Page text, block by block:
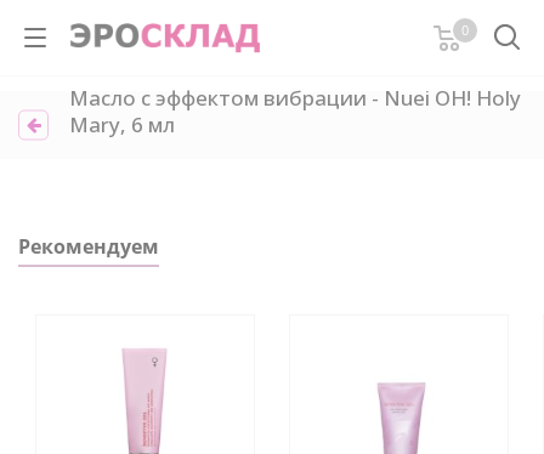
0
Масло с эффектом вибрации - Nuei OH! Holy
Mary, 6 мл
Рекомендуем